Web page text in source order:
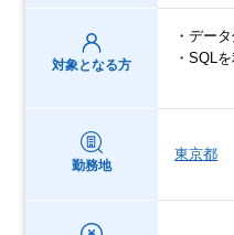
対象となる方
・デー
・SQL
勤務地
東京都